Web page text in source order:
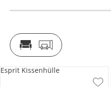
Esprit Kissenhülle